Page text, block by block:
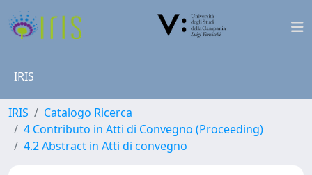
IRIS
IRIS
Catalogo Ricerca
4 Contributo in Atti di Convegno (Proceeding)
4.2 Abstract in Atti di convegno